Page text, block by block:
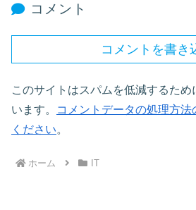
コメント
コメントを書き
このサイトはスパムを低減するため
います。
コメントデータの処理方
ください。
ホーム IT